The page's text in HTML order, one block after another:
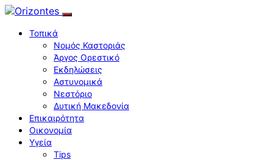
Τοπικά
Νομός Καστοριάς
Άργος Ορεστικό
Εκδηλώσεις
Αστυνομικά
Νεστόριο
Δυτική Μακεδονία
Επικαιρότητα
Οικονομία
Υγεία
Tips